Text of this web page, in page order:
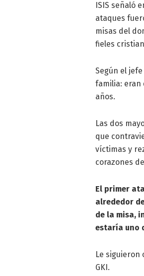
ISIS señaló
ataques
misas del
fieles
Según el
familia: eran
años.
Las dos
que
víctimas y
corazones
El primer
alrededor
de la misa,
estaría uno
Le siguieron
GKI.